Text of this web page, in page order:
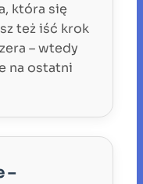
która się
też iść krok
– wtedy
na ostatni
–